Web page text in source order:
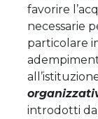
favorire
necessarie
particolare
introdotti dal